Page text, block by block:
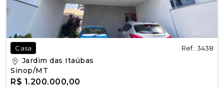
Casa Ref.: 3438
Jardim das Itaúbas
Sinop/MT
R$ 1.200.000,00